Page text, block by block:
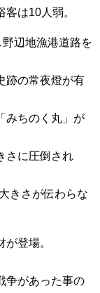
は10人弱。
辺地漁港道路を
跡の常夜燈が有
みちのく丸」が
さに圧倒され
きさが伝わらな
登場。
争があった事の